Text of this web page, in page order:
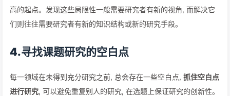
高的起点。发现这些局限性一般需要研究者有新的视角, 而解决它
们则往往需要研究者有新的知识结构或新的研究手段。
4.寻找课题研究的空白点
每一领域在未得到充分研究之前, 总会存在一些空白点, 抓住空白点
进行研究, 可以避免重复别人的研究, 在选题上保证研究的创新性。